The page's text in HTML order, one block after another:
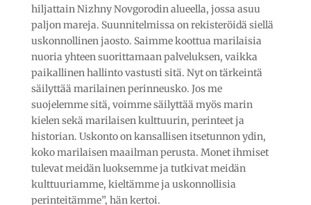
hiljattain Nizhny Novgorodin alueella, jossa asuu
paljon mareja. Suunnitelmissa on rekisteröidä siellä
uskonnollinen jaosto. Saimme koottua marilaisia
nuoria yhteen suorittamaan palveluksen, vaikka
paikallinen hallinto vastusti sitä. Nyt on tärkeintä
säilyttää marilainen perinneusko. Jos me
suojelemme sitä, voimme säilyttää myös marin
kielen sekä marilaisen kulttuurin, perinteet ja
historian. Uskonto on kansallisen itsetunnon ydin,
koko marilaisen maailman perusta. Monet ihmiset
tulevat meidän luoksemme ja tutkivat meidän
kulttuuriamme, kieltämme ja uskonnollisia
perinteitämme”, hän kertoi.